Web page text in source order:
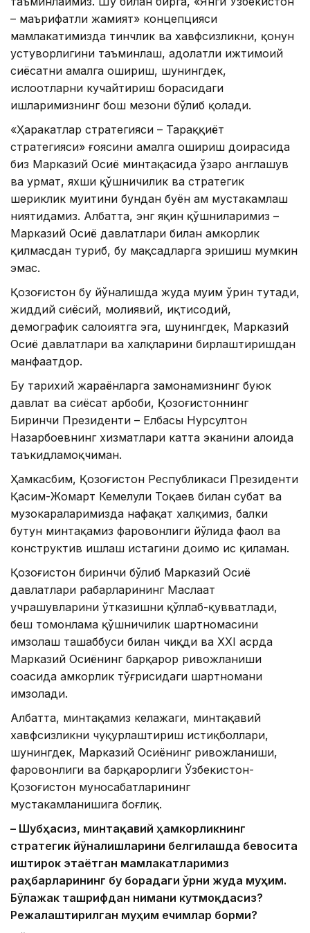
– маърифатли жамият» концепцияси
мамлакатимизда тинчлик ва хавфсизликни, қонун
устуворлигини таъминлаш, адолатли ижтимоий
сиёсатни амалга ошириш, шунингдек,
ислоҳотларни кучайтириш борасидаги
ишларимизнинг бош мезони бўлиб қолади.
«Ҳаракатлар стратегияси – Тараққиёт
стратегияси» ғоясини амалга ошириш доирасида
биз Марказий Осиё минтақасида ўзаро англашув
ва ҳурмат, яхши қўшничилик ва стратегик
шериклик муҳитини бундан буён ҳам мустаҳкамлаш
ниятидамиз. Албатта, энг яқин қўшниларимиз –
Марказий Осиё давлатлари билан ҳамкорлик
қилмасдан туриб, бу мақсадларга эришиш мумкин
эмас.
Қозоғистон бу йўналишда жуда муҳим ўрин тутади,
жиддий сиёсий, молиявий, иқтисодий,
демографик салоҳиятга эга, шунингдек, Марказий
Осиё давлатлари ва халқларини бирлаштиришдан
манфаатдор.
Бу тарихий жараёнларга замонамизнинг буюк
давлат ва сиёсат арбоби, Қозоғистоннинг
Биринчи Президенти – Елбасы Нурсултон
Назарбоевнинг хизматлари катта эканини алоҳида
таъкидламоқчиман.
Ҳамкасбим, Қозоғистон Республикаси Президенти
Қасим-Жомарт Кемелули Тоқаев билан суҳбат ва
музокараларимизда нафақат халқимиз, балки
бутун минтақамиз фаровонлиги йўлида фаол ва
конструктив ишлаш истагини доимо ҳис қиламан.
Қозоғистон биринчи бўлиб Марказий Осиё
давлатлари раҳбарларининг Маслаҳат
учрашувларини ўтказишни қўллаб-қувватлади,
беш томонлама қўшничилик шартномасини
имзолаш ташаббуси билан чиқди ва ХХI асрда
Марказий Осиёнинг барқарор ривожланиши
соҳасида ҳамкорлик тўғрисидаги шартномани
имзолади.
Албатта, минтақамиз келажаги, минтақавий
хавфсизликни чуқурлаштириш истиқболлари,
шунингдек, Марказий Осиёнинг ривожланиши,
фаровонлиги ва барқарорлиги Ўзбекистон-
Қозоғистон муносабатларининг
мустаҳкамланишига боғлиқ.
– Шубҳасиз, минтақавий ҳамкорликнинг
стратегик йўналишларини белгилашда бевосита
иштирок этаётган мамлакатларимиз
раҳбарларининг бу борадаги ўрни жуда муҳим.
Бўлажак ташрифдан нимани кутмоқдасиз?
Режалаштирилган муҳим ечимлар борми?